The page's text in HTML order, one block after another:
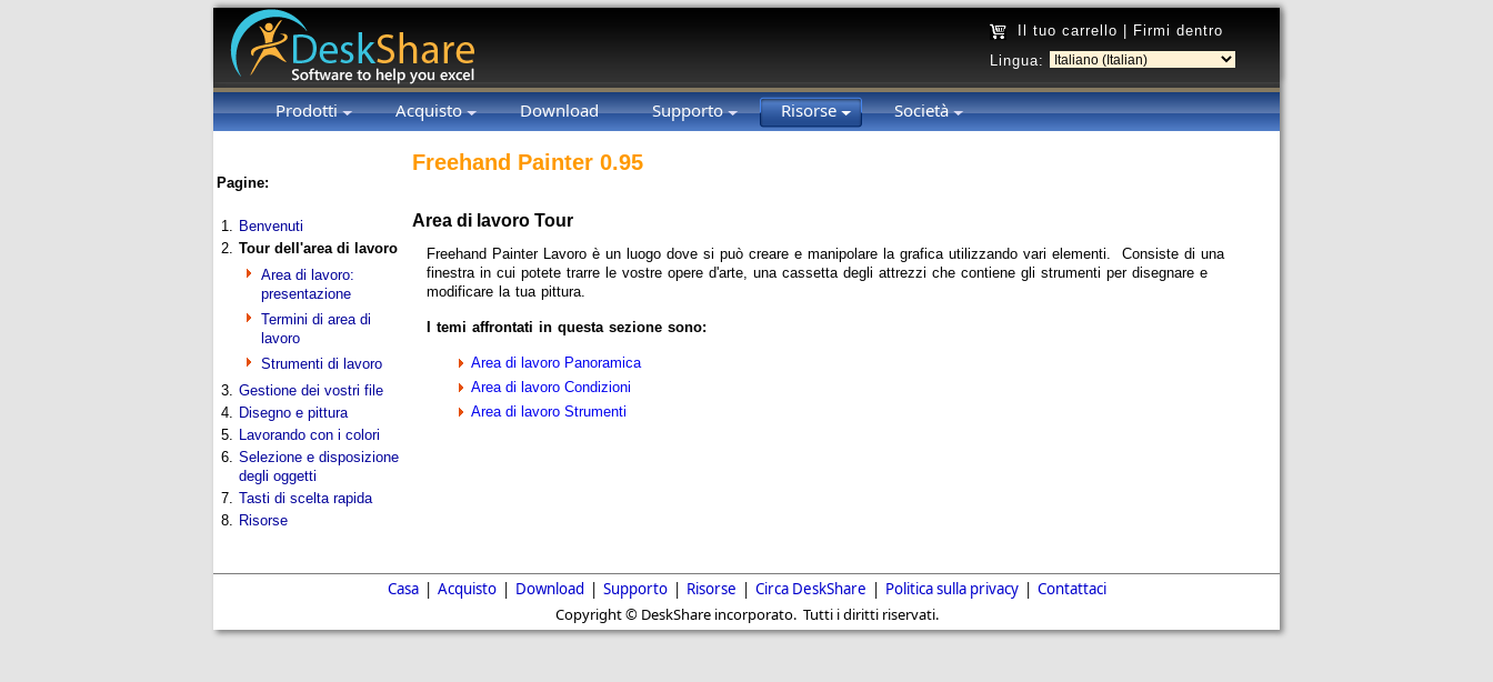
Il tuo carrello
Firmi dentro
Lingua:
Prodotti Acquisto Download Supporto Risorse Società
Pagine:
1. Benvenuti
2. Tour dell'area di lavoro
Area di lavoro:
presentazione
Termini di area di
lavoro
Strumenti di lavoro
3. Gestione dei vostri file
4. Disegno e pittura
5. Lavorando con i colori
6. Selezione e disposizione
degli oggetti
7. Tasti di scelta rapida
8. Risorse
Freehand Painter 0.95
Area di lavoro Tour
Freehand Painter Lavoro è un luogo dove si può creare e manipolare la grafica utilizzando vari elementi. Consiste di una
finestra in cui potete trarre le vostre opere d'arte, una cassetta degli attrezzi che contiene gli strumenti per disegnare e
modificare la tua pittura.
I temi affrontati in questa sezione sono:
Area di lavoro Panoramica
Area di lavoro Condizioni
Area di lavoro Strumenti
Casa | Acquisto | Download | Supporto | Risorse | Circa DeskShare | Politica sulla privacy | Contattaci
Copyright © DeskShare incorporato. Tutti i diritti riservati.